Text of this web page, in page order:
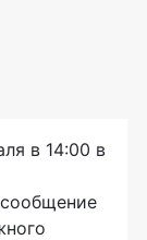
в 14:00 в